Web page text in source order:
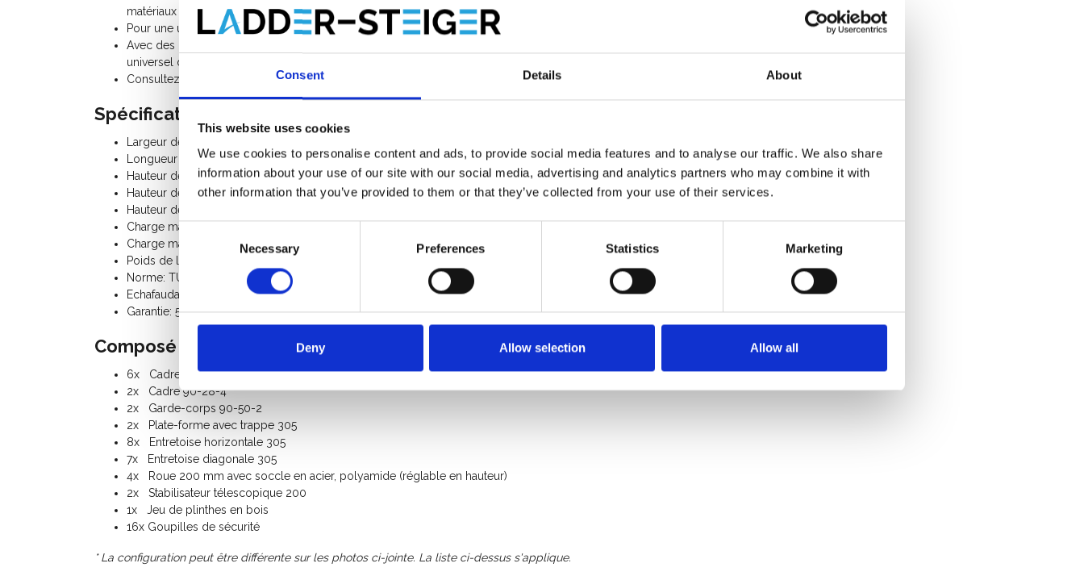
Consent Details About
This website uses cookies
We use cookies to personalise content and ads, to provide social media features and to analyse our traffic. We also share
information about your use of our site with our social media, advertising and analytics partners who may combine it with
other information that you’ve provided to them or that they’ve collected from your use of their services.
Consent
Selection
Necessary Preferences Statistics Marketing
Deny Allow selection Allow all
matériaux ou des outils ne tombent de la plate-forme.
Pour une utilisation autonome, vous aurez besoin de 4stabilisateurs
Avec des
universel de 90 cm de large à une hauteur de travail de 10 mètres.
Consultez le
manuel de l'échafaudage roulant universel ASC
Spécifications:
Largeur de l'échafaudage: 0,90 m
Longueur de l'échafaudage: 3,05 m
Hauteur de travail: 9,20 m
Hauteur de la plate-forme: 7,20 m
Hauteur de l'échafaudage: 8,20 m
Charge maximale par plate-forme: 250 Kg
Charge maximale de l'échafaudage roulant: 750 Kg
Poids de l'échafaudage roulant: 190 Kg
Norme: TÜV-GS
Echafaudage Classe III (200 Kg/m²)
Garantie: 5 ans
Composé du kit:
6x Cadre 90-28-7
2x Cadre 90-28-4
2x Garde-corps 90-50-2
2x Plate-forme avec trappe 305
8x Entretoise horizontale 305
7x Entretoise diagonale 305
4x Roue 200 mm avec soccle en acier, polyamide (réglable en hauteur)
2x Stabilisateur télescopique 200
1x Jeu de plinthes en bois
16x Goupilles de sécurité
* La configuration peut être différente sur les photos ci-jointe. La liste ci-dessus s'applique.